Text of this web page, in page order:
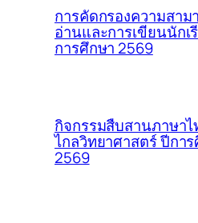
การคัดกรองความสาม
อ่านและการเขียนนักเ
การศึกษา 2569
กิจกรรมสืบสานภาษาไ
ไกลวิทยาศาสตร์ ปีกา
2569